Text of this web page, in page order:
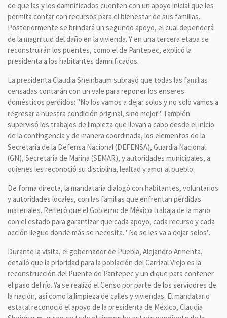
de que las y los damnificados cuenten con un apoyo inicial que les
permita contar con recursos para el bienestar de sus familias.
Posteriormente se brindará un segundo apoyo, el cual dependerá
de la magnitud del daño en la vivienda. Y en una tercera etapa se
reconstruirán los puentes, como el de Pantepec, explicó la
presidenta a los habitantes damnificados.
La presidenta Claudia Sheinbaum subrayó que todas las familias
censadas contarán con un vale para reponer los enseres
domésticos perdidos: "No los vamos a dejar solos y no solo vamos a
regresar a nuestra condición original, sino mejor". También
supervisó los trabajos de limpieza que llevan a cabo desde el inicio
de la contingencia y de manera coordinada, los elementos de la
Secretaría de la Defensa Nacional (DEFENSA), Guardia Nacional
(GN), Secretaría de Marina (SEMAR), y autoridades municipales, a
quienes les reconoció su disciplina, lealtad y amor al pueblo.
De forma directa, la mandataria dialogó con habitantes, voluntarios
y autoridades locales, con las familias que enfrentan pérdidas
materiales. Reiteró que el Gobierno de México trabaja de la mano
con el estado para garantizar que cada apoyo, cada recurso y cada
acción llegue donde más se necesita. "No se les va a dejar solos".
Durante la visita, el gobernador de Puebla, Alejandro Armenta,
detalló que la prioridad para la población del Carrizal Viejo es la
reconstrucción del Puente de Pantepec y un dique para contener
el paso del río. Ya se realizó el Censo por parte de los servidores de
la nación, así como la limpieza de calles y viviendas. El mandatario
estatal reconoció el apoyo de la presidenta de México, Claudia